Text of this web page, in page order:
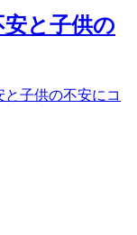
と子供の
子供の不安に コ